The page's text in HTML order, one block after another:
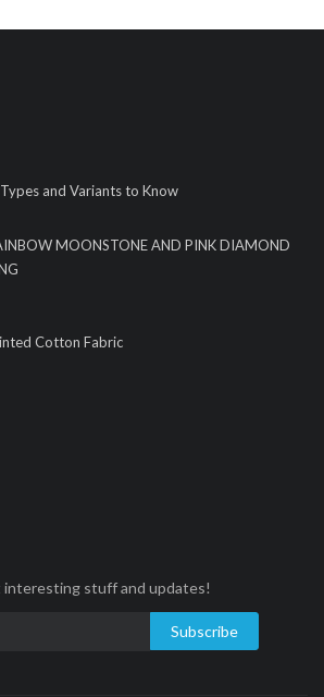
and Variants to Know
MOONSTONE AND PINK DIAMOND
Cotton Fabric
interesting stuff and updates!
Subscribe